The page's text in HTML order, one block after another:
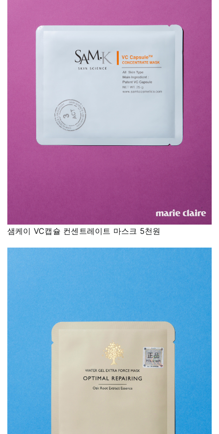
샘케이 VC캡슐 컨센트레이트 마스크 5천원